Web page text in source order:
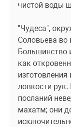
чистой воды
"Чудеса",
Соловьева во
Большинство
как
ловкости рук.
посланий
махатм; они